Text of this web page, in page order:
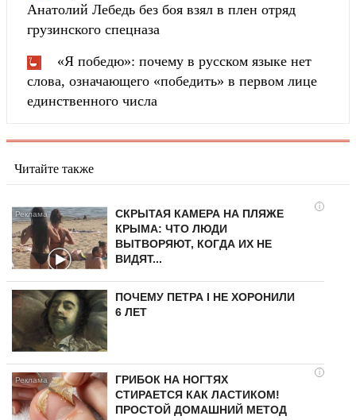
Анатолий Лебедь без боя взял в плен отряд
грузинского спецназа
«Я победю»: почему в русском языке нет
слова, означающего «победить» в первом лице
единственного числа
Читайте также
i
СКРЫТАЯ КАМЕРА НА ПЛЯЖЕ
КРЫМА: ЧТО ЛЮДИ
ВЫТВОРЯЮТ, КОГДА ИХ НЕ
ВИДЯТ...
ПОЧЕМУ ПЕТРА I НЕ ХОРОНИЛИ
6 ЛЕТ
i
ГРИБОК НА НОГТЯХ
СТИРАЕТСЯ КАК ЛАСТИКОМ!
ПРОСТОЙ ДОМАШНИЙ МЕТОД